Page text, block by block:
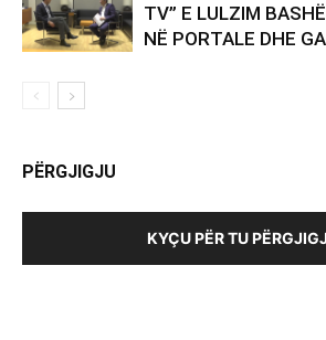
TV” E LULZIM
NË PORTALE DHE
PËRGJIGJU
KYÇU PËR TU